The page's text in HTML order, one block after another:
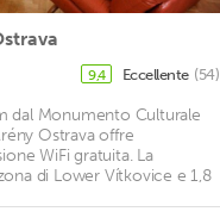
9,4 Eccellente (54)
dal Monumento Culturale
Ostrava offre
WiFi gratuita. La
di Lower Vítkovice e 1,8